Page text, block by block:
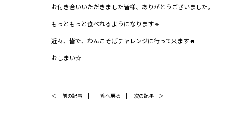
お付き合いいただきました皆様、ありがとうございました。
もっともっと食べれるようになります👊
近々、皆で、わんこそばチャレンジに行って来ます☻
おしまい☆
前の記事 一覧へ戻る 次の記事